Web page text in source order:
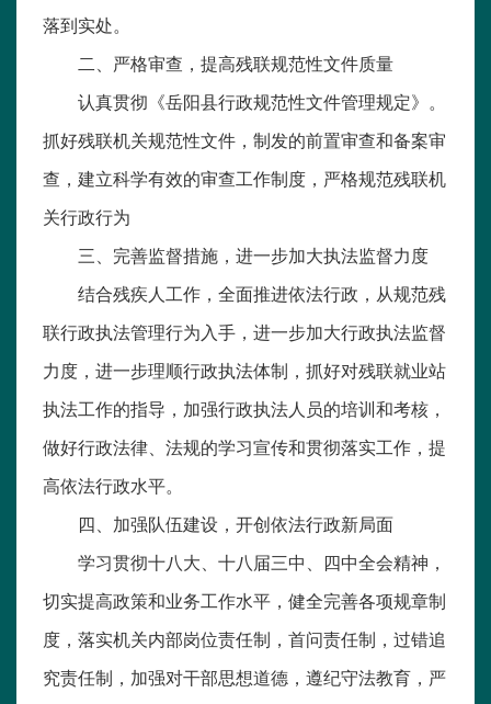
落到实处。
二、严格审查，提高残联规范性文件质量
认真贯彻《岳阳县行政规范性文件管理规定》。
抓好残联机关规范性文件，制发的前置审查和备案审
查，建立科学有效的审查工作制度，严格规范残联机
关行政行为
三、完善监督措施，进一步加大执法监督力度
结合残疾人工作，全面推进依法行政，从规范残
联行政执法管理行为入手，进一步加大行政执法监督
力度，进一步理顺行政执法体制，抓好对残联就业站
执法工作的指导，加强行政执法人员的培训和考核，
做好行政法律、法规的学习宣传和贯彻落实工作，提
高依法行政水平。
四、加强队伍建设，开创依法行政新局面
学习贯彻十八大、十八届三中、四中全会精神，
切实提高政策和业务工作水平，健全完善各项规章制
度，落实机关内部岗位责任制，首问责任制，过错追
究责任制，加强对干部思想道德，遵纪守法教育，严